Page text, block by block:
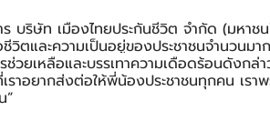
าร บริษัท เมืองไทยประกันชีวิต จำกัด (มหา
ตและความเป็นอยู่ของประชาชนจำนวนมา
วยเหลือและบรรเทาความเดือดร้อนดังกล่
อยากส่งต่อให้พี่น้องประชาชนทุกคน เรา
”